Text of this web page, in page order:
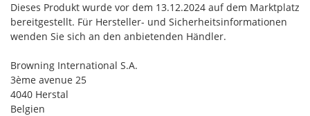
Dieses Produkt wurde vor dem 13.12.2024 auf dem Marktplatz
bereitgestellt. Für Hersteller- und Sicherheitsinformationen
wenden Sie sich an den anbietenden Händler.
Browning International S.A.
3ème avenue 25
4040 Herstal
Belgien